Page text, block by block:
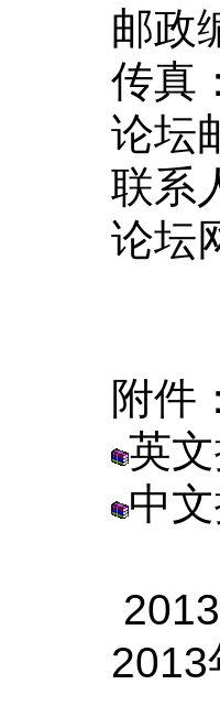
邮政
传真：
论坛
联系
论坛
附件：
英
中
2013
2013